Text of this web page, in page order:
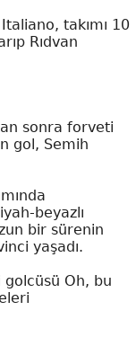
takımı 10
Rıdvan
sonra forveti
gol, Semih
beyazlı
bir sürenin
yaşadı.
golcüsü Oh, bu